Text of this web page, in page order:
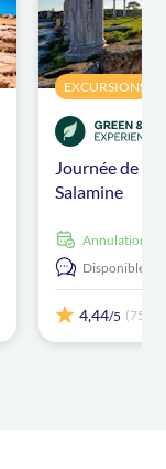
EXCURSIONS À
Journée de
Salamine
Annulation
Disponible en:
4,44/5 (756)